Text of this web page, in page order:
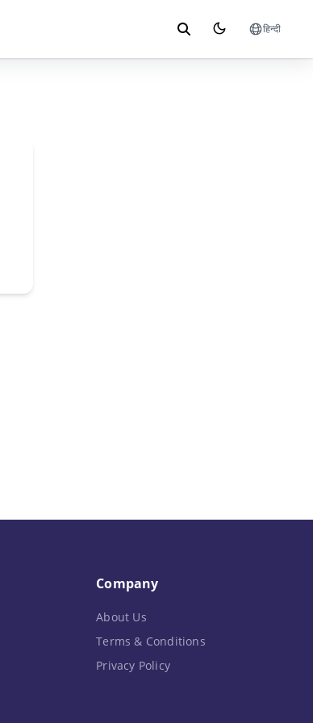
हिन्दी
Company
About Us
Terms & Conditions
Privacy Policy